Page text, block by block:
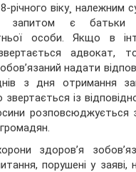
річного віку¸ належним
є батьки
особи. Якщо в
адвокат,
надати
з дня отримання
звертається із
розповсюджується
здоров’я
порушені у заяві,